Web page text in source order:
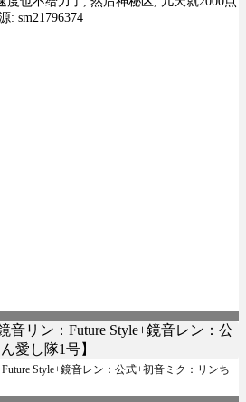
: sm21796374
Style+鏡音レン：公式+初音ミク：リンち